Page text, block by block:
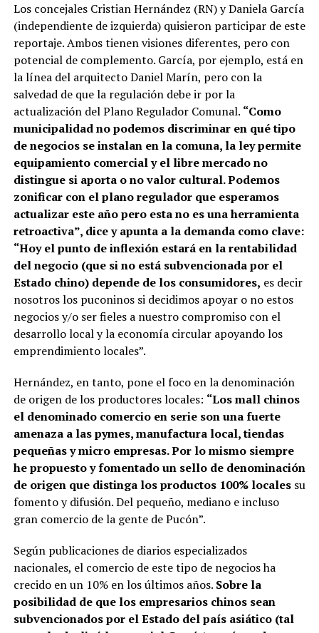
Los concejales Cristian Hernández (RN) y Daniela García
(independiente de izquierda) quisieron participar de este
reportaje. Ambos tienen visiones diferentes, pero con
potencial de complemento. García, por ejemplo, está en
la línea del arquitecto Daniel Marín, pero con la
salvedad de que la regulación debe ir por la
actualización del Plano Regulador Comunal. “Como
municipalidad no podemos discriminar en qué tipo
de negocios se instalan en la comuna, la ley permite
equipamiento comercial y el libre mercado no
distingue si aporta o no valor cultural. Podemos
zonificar con el plano regulador que esperamos
actualizar este año pero esta no es una herramienta
retroactiva”, dice y apunta a la demanda como clave:
“Hoy el punto de inflexión estará en la rentabilidad
del negocio (que si no está subvencionada por el
Estado chino) depende de los consumidores, es decir
nosotros los puconinos si decidimos apoyar o no estos
negocios y/o ser fieles a nuestro compromiso con el
desarrollo local y la economía circular apoyando los
emprendimiento locales”.
Hernández, en tanto, pone el foco en la denominación
de origen de los productores locales: “Los mall chinos
el denominado comercio en serie son una fuerte
amenaza a las pymes, manufactura local, tiendas
pequeñas y micro empresas. Por lo mismo siempre
he propuesto y fomentado un sello de denominación
de origen que distinga los productos 100% localessu
fomento y difusión. Del pequeño, mediano e incluso
gran comercio de la gente de Pucón”.
Según publicaciones de diarios especializados
nacionales, el comercio de este tipo de negocios ha
crecido en un 10% en los últimos años. Sobre la
posibilidad de que los empresarios chinos sean
subvencionados por el Estado del país asiático (tal